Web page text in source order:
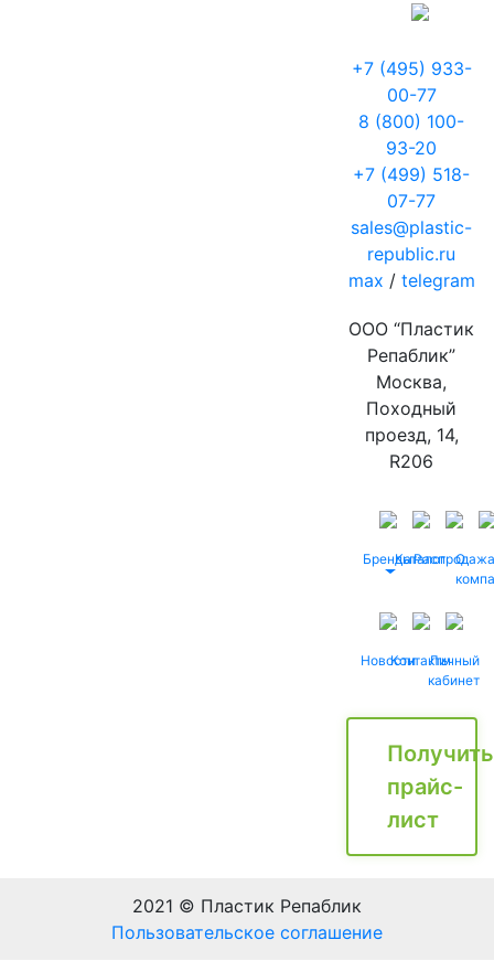
+7 (495) 933-
00-77
8 (800) 100-
93-20
+7 (499) 518-
07-77
sales@plastic-
republic.ru
max / telegram
ООО “Пластик
Репаблик”
Москва,
Походный
проезд, 14,
R206
БрендыКаталог
Распродажа
О
НовостиКонтактыЛичный
кабинет
Получить
прайс-
лист
2021 © Пластик Репаблик
Пользовательское соглашение